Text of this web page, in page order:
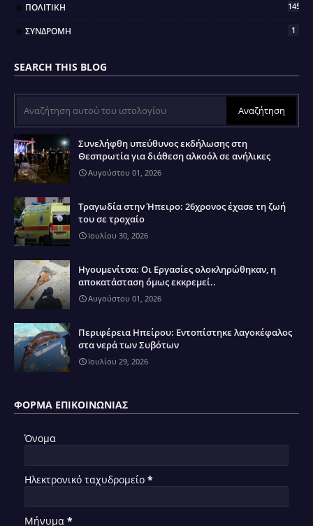
ΠΟΛΙΤΙΚΗ 145
ΣΥΝΔΡΟΜΗ 1
SEARCH THIS BLOG
Συνελήφθη υπεύθυνος εκδήλωσης στη
Θεσπρωτία για διάθεση αλκοόλ σε ανήλικες
Αυγούστου 01, 2026
Τραγωδία στην Ήπειρο: 26χρονος έχασε τη ζωή
του σε τροχαίο
Ιουλίου 30, 2026
Ηγουμενίτσα: Οι Εργασίες ολοκληρώθηκαν, η
αποκατάσταση όμως εκκρεμεί..
Αυγούστου 01, 2026
Περιφέρεια Ηπείρου: Εντοπίστηκε λαγοκέφαλος
στα νερά των Συβότων
Ιουλίου 29, 2026
ΦΌΡΜΑ ΕΠΙΚΟΙΝΩΝΊΑΣ
Όνομα
Ηλεκτρονικό ταχυδρομείο *
Μήνυμα *